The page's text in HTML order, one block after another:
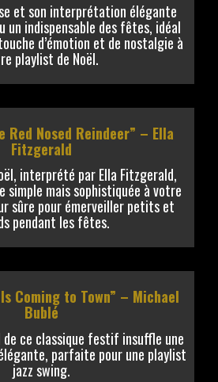
et son interprétation élégante
un indispensable des fêtes, idéal
d’émotion et de nostalgie à
playlist de Noël.
Red Nosed Reindeer” – Ella
Fitzgerald
interprété par Ella Fitzgerald,
simple mais sophistiquée à votre
sûre pour émerveiller petits et
pendant les fêtes.
Coming to Town” – Michael
Bublé
de ce classique festif insuffle une
parfaite pour une playlist
jazz swing.